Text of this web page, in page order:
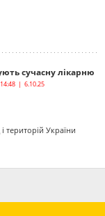
сучасну лікарню
14:48 | 6.10.25
територій України